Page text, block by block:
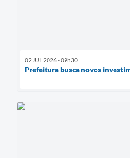
02 JUL 2026 - 09h30
Prefeitura busca novos